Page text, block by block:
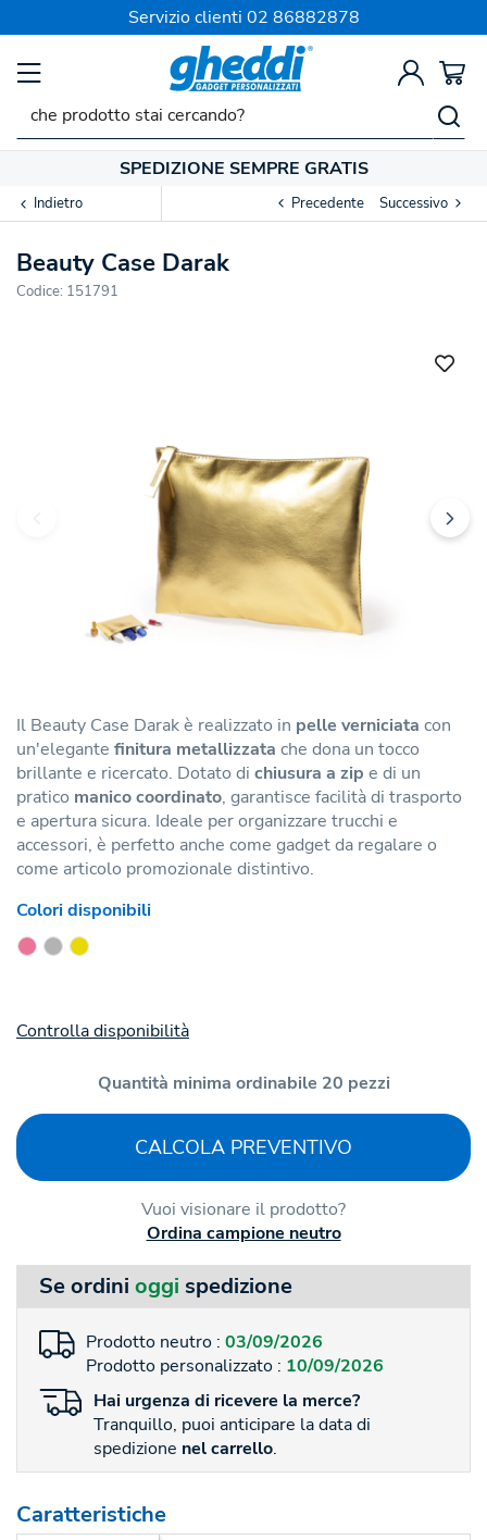
Servizio clienti 02 86882878
SPEDIZIONE SEMPRE GRATIS
Indietro Precedente Successivo
Beauty Case Darak
Codice: 151791
Il Beauty Case Darak è realizzato in pelle verniciata con
un'elegante finitura metallizzata che dona un tocco
brillante e ricercato. Dotato di chiusura a zip e di un
pratico manico coordinato, garantisce facilità di trasporto
e apertura sicura. Ideale per organizzare trucchi e
accessori, è perfetto anche come gadget da regalare o
come articolo promozionale distintivo.
Colori disponibili
Controlla disponibilità
Quantità minima ordinabile 20 pezzi
CALCOLA PREVENTIVO
Vuoi visionare il prodotto?
Ordina campione neutro
Se ordini oggi spedizione
Prodotto neutro : 03/09/2026
Prodotto personalizzato : 10/09/2026
Hai urgenza di ricevere la merce?
Tranquillo, puoi anticipare la data di
spedizione nel carrello.
Caratteristiche